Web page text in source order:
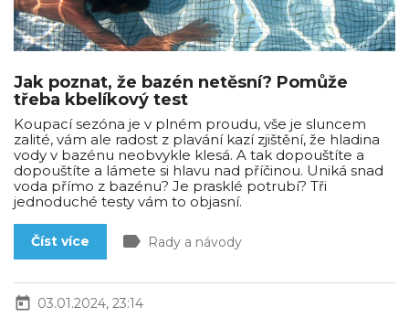
Jak poznat, že bazén netěsní? Pomůže
třeba kbelíkový test
Koupací sezóna je v plném proudu, vše je sluncem
zalité, vám ale radost z plavání kazí zjištění, že hladina
vody v bazénu neobvykle klesá. A tak dopouštíte a
dopouštíte a lámete si hlavu nad příčinou. Uniká snad
voda přímo z bazénu? Je prasklé potrubí? Tři
jednoduché testy vám to objasní.
Číst více label Rady a návody
today 03.01.2024, 23:14